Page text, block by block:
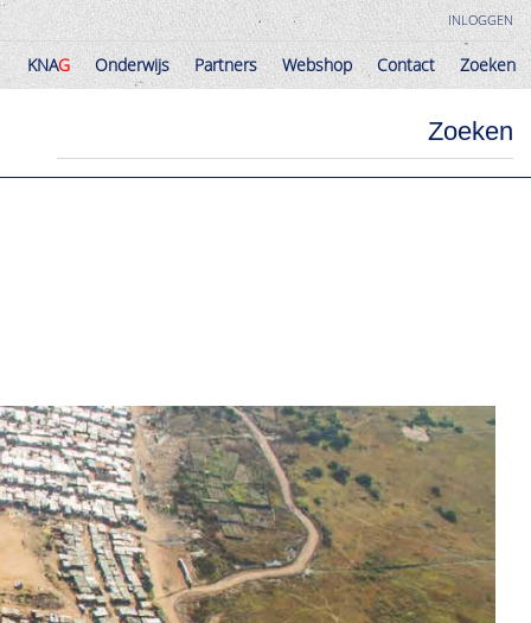
INLOGGEN
KNAG Onderwijs Partners Webshop Contact Zoeken